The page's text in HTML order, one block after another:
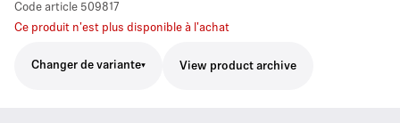
Code article 509817
Ce produit n'est plus disponible à l'achat
Changer de variante View product archive